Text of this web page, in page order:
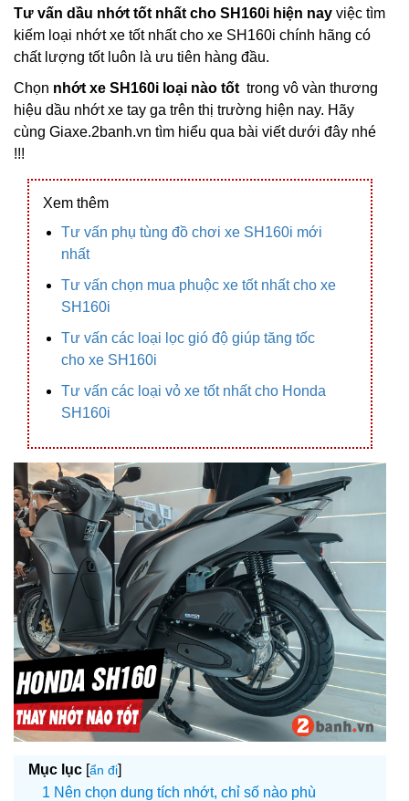
Tư vấn dầu nhớt tốt nhất cho SH160i hiện nay việc tìm
kiếm loại nhớt xe tốt nhất cho xe SH160i chính hãng có
chất lượng tốt luôn là ưu tiên hàng đầu.
Chọn nhớt xe SH160i loại nào tốt trong vô vàn thương
hiệu dầu nhớt xe tay ga trên thị trường hiện nay. Hãy
cùng Giaxe.2banh.vn tìm hiểu qua bài viết dưới đây nhé
!!!
Xem thêm
Tư vấn phụ tùng đồ chơi xe SH160i mới
nhất
Tư vấn chọn mua phuộc xe tốt nhất cho xe
SH160i
Tư vấn các loại lọc gió độ giúp tăng tốc
cho xe SH160i
Tư vấn các loại vỏ xe tốt nhất cho Honda
SH160i
Mục lục [ẩn đi]
Nên chọn dung tích nhớt, chỉ số nào phù